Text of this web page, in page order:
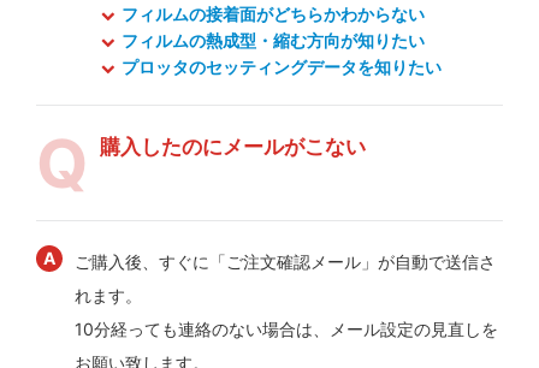
フィルムの接着面がどちらかわからない
フィルムの熱成型・縮む方向が知りたい
プロッタのセッティングデータを知りたい
購入したのにメールがこない
ご購入後、すぐに「ご注文確認メール」が自動で送信さ
れます。
10分経っても連絡のない場合は、メール設定の見直しを
お願い致します。